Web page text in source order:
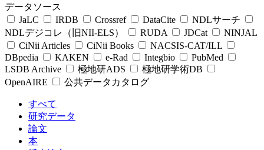
データソース
JaLC
IRDB Crossref DataCite
NDLサーチ
NDLデジコレ（旧NII-ELS）
RUDA JDCat
NINJAL
CiNii Articles
CiNii Books
NACSIS-CAT/ILL
DBpedia
KAKEN e-Rad Integbio
PubMed
LSDB Archive
極地研ADS
極地研学術DB
OpenAIRE
公共データカタログ
すべて
研究データ
論文
本